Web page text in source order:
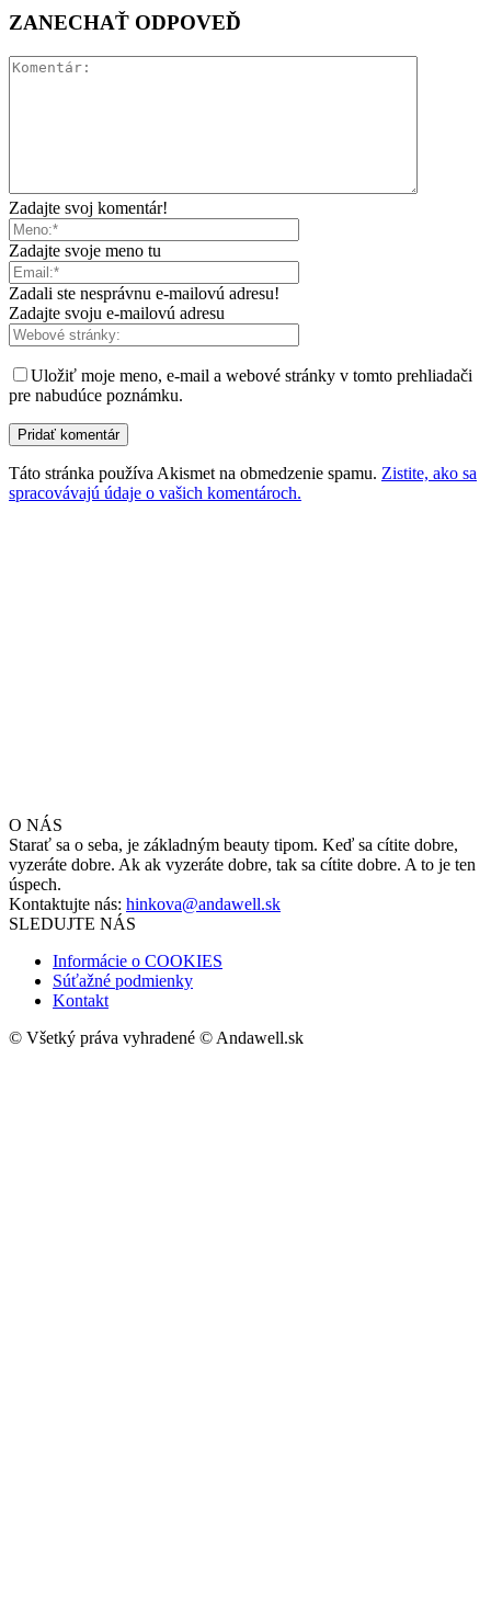
ZANECHAŤ ODPOVEĎ
Zadajte svoj komentár!
Zadajte svoje meno tu
Zadali ste nesprávnu e-mailovú adresu!
Zadajte svoju e-mailovú adresu
Uložiť moje meno, e-mail a webové stránky v tomto prehliadači
pre nabudúce poznámku.
Táto stránka používa Akismet na obmedzenie spamu. Zistite, ako sa
spracovávajú údaje o vašich komentároch.
O NÁS
Starať sa o seba, je základným beauty tipom. Keď sa cítite dobre,
vyzeráte dobre. Ak ak vyzeráte dobre, tak sa cítite dobre. A to je ten
úspech.
Kontaktujte nás: hinkova@andawell.sk
SLEDUJTE NÁS
Informácie o COOKIES
Súťažné podmienky
Kontakt
© Všetký práva vyhradené © Andawell.sk